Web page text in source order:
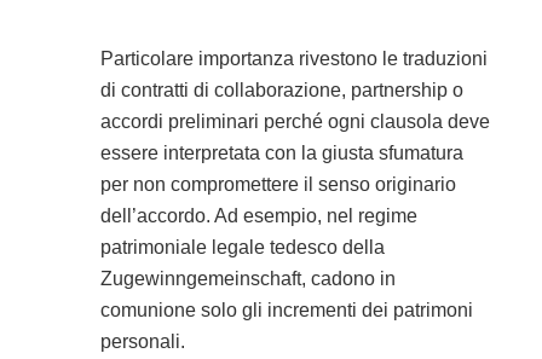
Particolare importanza rivestono le traduzioni
di contratti di collaborazione, partnership o
accordi preliminari perché ogni clausola deve
essere interpretata con la giusta sfumatura
per non compromettere il senso originario
dell’accordo. Ad esempio, nel regime
patrimoniale legale tedesco della
Zugewinngemeinschaft, cadono in
comunione solo gli incrementi dei patrimoni
personali.